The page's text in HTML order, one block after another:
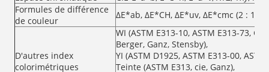
Formules de différence
de couleur
ΔE*ab, ΔE*CH, ΔE*uv, ΔE*cmc (2 : 1),
D'autres index
colorimétriques
WI (ASTM E313-10, ASTM E313-73,
Berger, Ganz, Stensby),
YI (ASTM D1925, ASTM E313-00,
Teinte (ASTM E313, cie, Ganz),